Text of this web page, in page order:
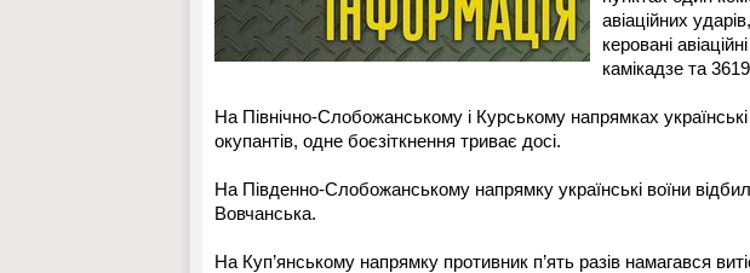
авіаційних
керовані
камікадзе та
На Північно-Слобожанському і Курському напрямках
окупантів, одне боєзіткнення триває досі.
На Південно-Слобожанському напрямку українські воїни
Вовчанська.
На Куп’янському напрямку противник п’ять разів намагався